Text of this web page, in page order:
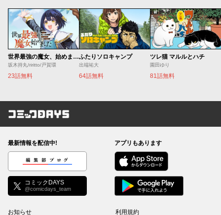
世界最強の魔女、始めました ～私だけ『攻略サイト』を見れる世界で自由に生きます～
坂木持丸/riritto/戸賀環
23話無料
ふたりソロキャンプ
出端祐大
64話無料
ツレ猫 マルルとハチ
園田ゆり
81話無料
コミックDAYS
最新情報を配信中!
編集部ブログ
コミックDAYS
@comicdays_team
アプリもあります
お知らせ 利用規約